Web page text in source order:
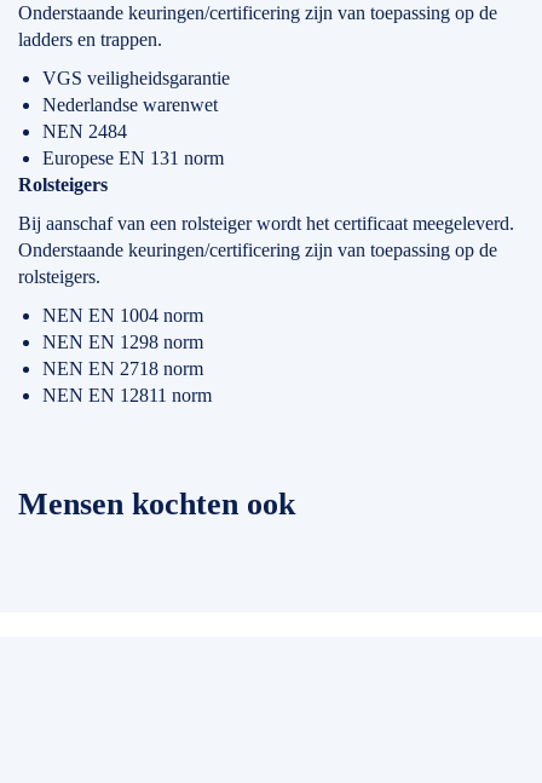
Onderstaande keuringen/certificering zijn van toepassing op de
ladders en trappen.
VGS veiligheidsgarantie
Nederlandse warenwet
NEN 2484
Europese EN 131 norm
Rolsteigers
Bij aanschaf van een rolsteiger wordt het certificaat meegeleverd.
Onderstaande keuringen/certificering zijn van toepassing op de
rolsteigers.
NEN EN 1004 norm
NEN EN 1298 norm
NEN EN 2718 norm
NEN EN 12811 norm
Mensen kochten ook